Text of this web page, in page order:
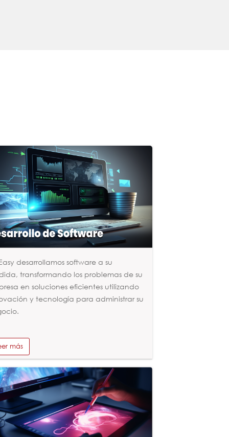
desarrollamos software a su
transformando los problemas de su
en soluciones eficientes utilizando
y tecnología para administrar su
más